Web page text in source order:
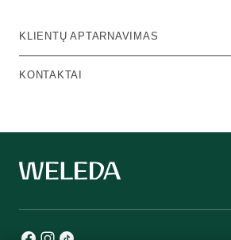
KLIENTŲ APTARNAVIMAS
KONTAKTAI